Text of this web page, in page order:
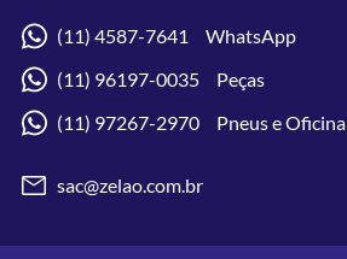
(11) 4587-7641 WhatsApp
(11) 96197-0035 Peças
(11) 97267-2970 Pneus e Oficina
sac@zelao.com.br